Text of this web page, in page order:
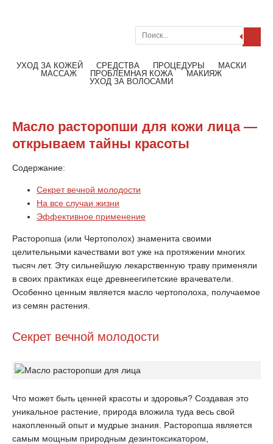
УХОД ЗА КОЖЕЙ СРЕДСТВА ПРОЦЕДУРЫ
МАСКИ
МАССАЖ
ПРОБЛЕМНАЯ КОЖА
МАКИЯЖ
УХОД ЗА ВОЛОСАМИ
Масло расторопши для кожи лица —
открываем тайны красоты
Содержание:
Секрет вечной молодости
На все случаи жизни
Эффективное применение
Расторопша (или Чертополох) знаменита своими
целительными качествами вот уже на протяжении многих
тысяч лет. Эту сильнейшую лекарственную траву применяли
в своих практиках еще древнеегипетские врачеватели.
Особенно ценным является масло чертополоха, получаемое
из семян растения.
Секрет вечной молодости
Что может быть ценней красоты и здоровья? Создавая это
уникальное растение, природа вложила туда весь свой
накопленный опыт и мудрые знания. Расторопша является
самым мощным природным дезинтоксикатором,